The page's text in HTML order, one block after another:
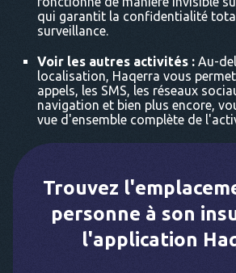
qui garantit la confidentialité
surveillance.
Voir les autres activités : Au-
localisation, Haqerra vous
appels, les SMS, les réseaux
navigation et bien plus encore,
vue d'ensemble complète de
Trouvez
personne à son
l'application